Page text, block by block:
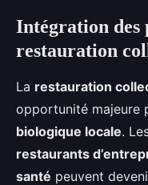
Intégration des
restauration
La restauration
opportunité majeure
biologique locale.
restaurants
santé peuvent